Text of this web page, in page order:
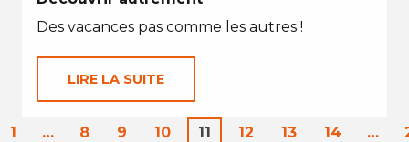
Des vacances pas comme les autres !
LIRE LA SUITE
1 … 8 9 10 11 12 13 14 …